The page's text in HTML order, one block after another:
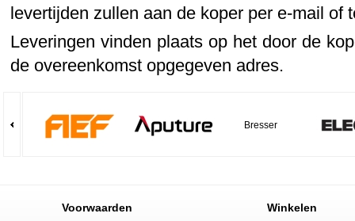
levertijden zullen aan de koper per e-mail of
Leveringen vinden plaats op het door de
de overeenkomst opgegeven adres.
Bresser
Voorwaarden Winkelen